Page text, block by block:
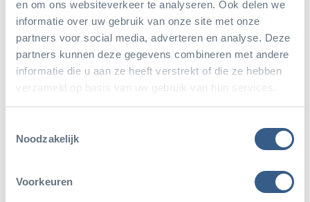
en om ons websiteverkeer te analyseren. Ook delen we
informatie over uw gebruik van onze site met onze
partners voor social media, adverteren en analyse. Deze
partners kunnen deze gegevens combineren met andere
informatie die u aan ze heeft verstrekt of die ze hebben
verzameld op basis van uw gebruik van hun services.
Noodzakelijk
Voorkeuren
• Entree en parkeren
• Ontvangst met koffie of thee en zoete lekkernijen
• Onbeperkt koffie, thee, bronwater en mini
candybars
• Safari Lunch of Safari Borrel